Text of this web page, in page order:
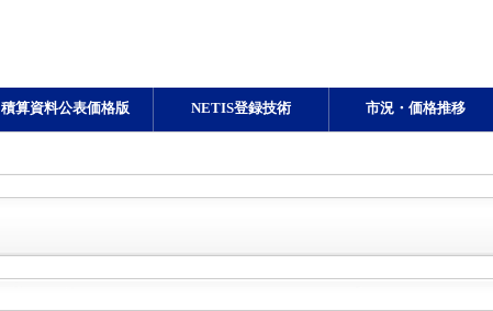
積算資料公表価格版 NETIS登録技術 市況・価格推移